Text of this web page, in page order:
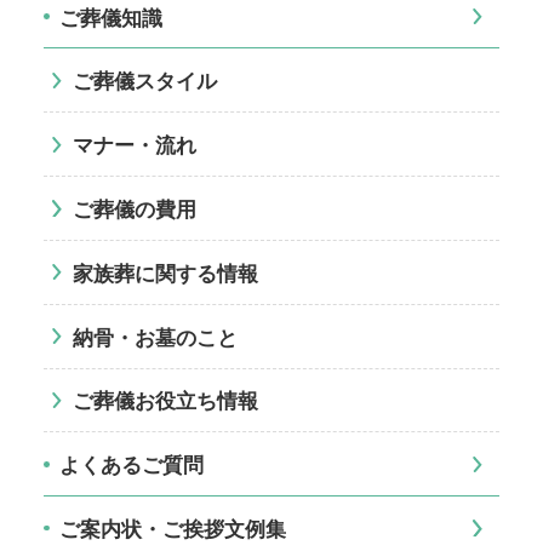
ご葬儀知識
ご葬儀スタイル
マナー・流れ
ご葬儀の費用
家族葬に関する情報
納骨・お墓のこと
ご葬儀お役立ち情報
よくあるご質問
ご案内状・ご挨拶文例集